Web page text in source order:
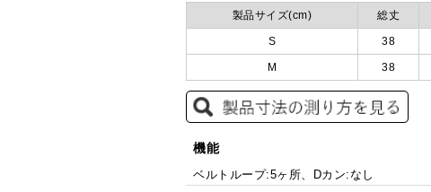
製品サイズ(cm) 総丈
S 38
M 38
機能
ベルトループ:5ヶ所、Dカン:なし